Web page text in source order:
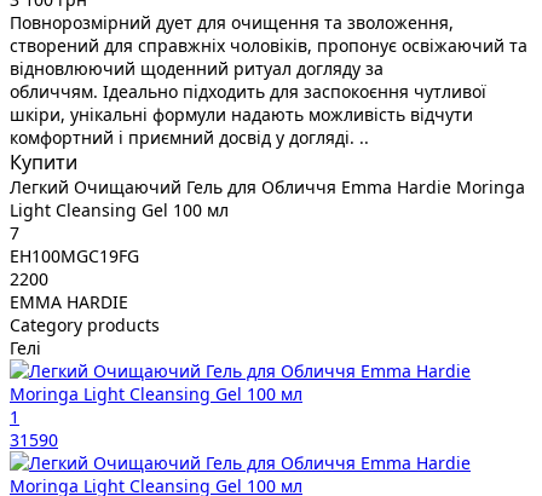
Повнорозмірний дует для очищення та зволоження,
створений для справжніх чоловіків, пропонує освіжаючий та
відновлюючий щоденний ритуал догляду за
обличчям. Ідеально підходить для заспокоєння чутливої
шкіри, унікальні формули надають можливість відчути
комфортний і приємний досвід у догляді. ..
Купити
Легкий Очищаючий Гель для Обличчя Emma Hardie Moringa
Light Cleansing Gel 100 мл
7
EH100MGC19FG
2200
EMMA HARDIE
Category products
Гелі
1
31590